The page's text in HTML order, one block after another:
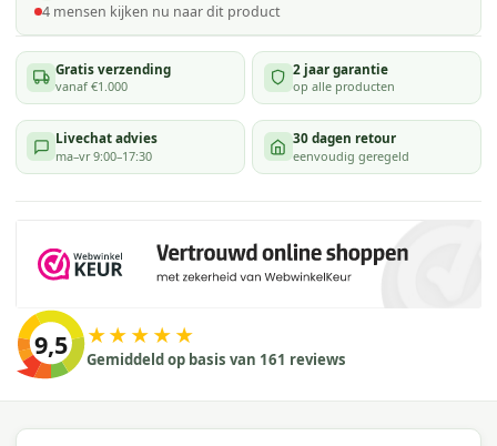
4 mensen kijken nu naar dit product
Gratis verzending
vanaf €1.000
2 jaar garantie
op alle producten
Livechat advies
ma–vr 9:00–17:30
30 dagen retour
eenvoudig geregeld
9,5 ★★★★★
Gemiddeld op basis van 161 reviews